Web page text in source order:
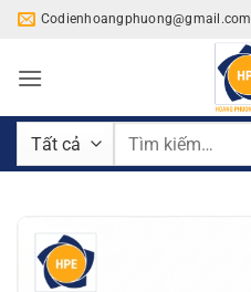
Bỏ
nội
Codienhoangphuong@gmail.com
Tìm